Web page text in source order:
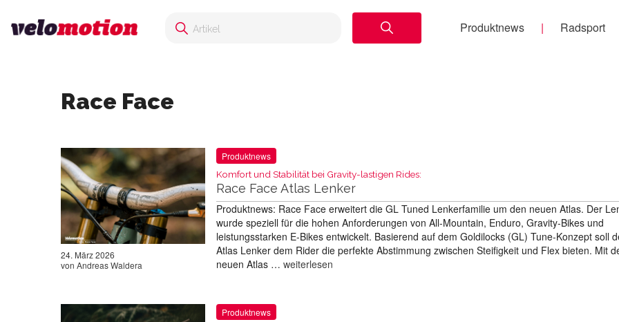
Produktnews Radsport
Race Face
24. März 2026
von Andreas Waldera
Produktnews
Komfort und Stabilität bei Gravity-lastigen Rides:
Race Face Atlas Lenker
Produktnews: Race Face erweitert die GL Tuned Lenkerfamilie um den neuen Atlas. Der
wurde speziell für die hohen Anforderungen von All-Mountain, Enduro, Gravity-Bikes und
leistungsstarken E-Bikes entwickelt. Basierend auf dem Goldilocks (GL) Tune-Konzept soll
Atlas Lenker dem Rider die perfekte Abstimmung zwischen Steifigkeit und Flex bieten. Mit
neuen Atlas … weiterlesen
Produktnews